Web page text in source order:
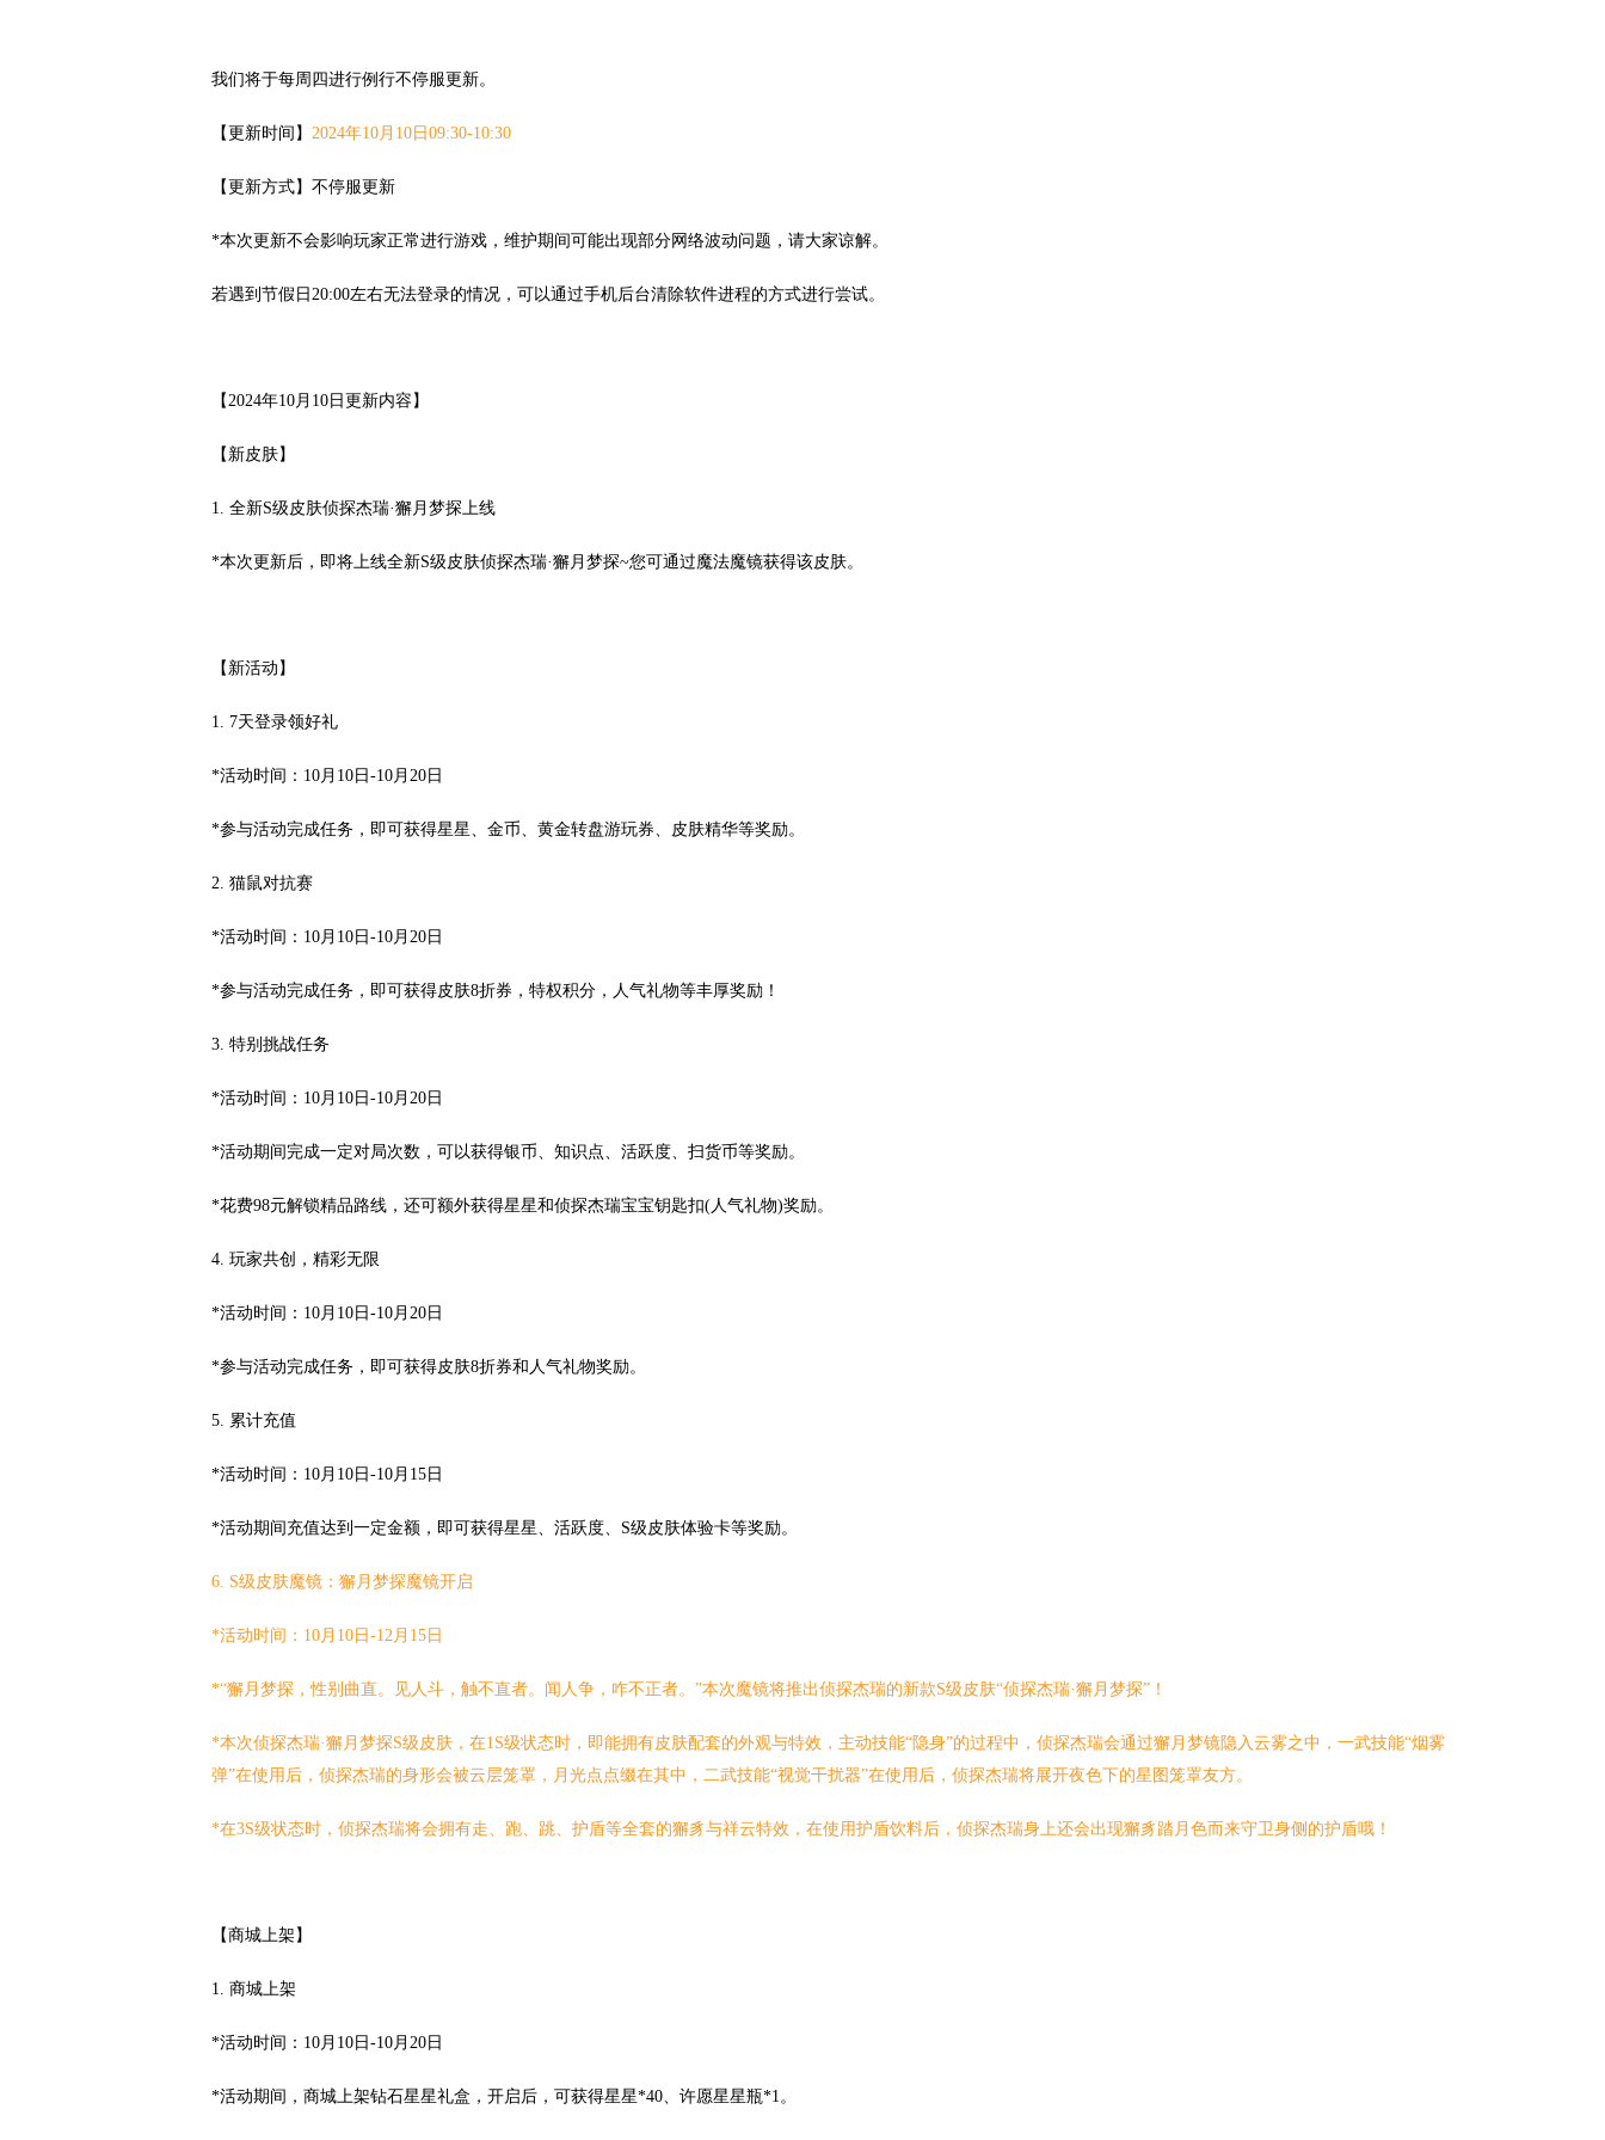
我们将于每周四进行例行不停服更新。
【更新时间】 2024年10月10 日09:30-10:30
【更新方式】不停服更新
*本次更新不会影响玩家正常进行游戏，维护期间可能出现部分网络波动问题，请大家谅解。
若遇到节假日 20:00左右无法登录的情况 ，可以通过手机后台清除软件进程的方式进行尝试。
【2024年10月10日更新内容】
【新皮肤】
1. 全新S级皮肤侦探杰瑞·獬月梦探上线
*本次更新后，即将上线全新S级皮肤侦探杰瑞·獬月梦探~您可通过魔法魔镜获得该皮肤。
【新活动】
1. 7天登录领好礼
*活动时间：10月10日-10月20日
*参与活动完成任务，即可获得星星、金币、黄金转盘游玩券、皮肤精华等奖励。
2. 猫鼠对抗赛
*活动时间：10月10日-10月20日
*参与活动完成任务，即可获得皮肤8折券，特权积分，人气礼物等丰厚奖励！
3. 特别挑战任务
*活动时间：10月10日-10月20日
*活动期间完成一定对局次数，可以获得银币、知识点、活跃度、扫货币等奖励。
*花费98元解锁精品路线，还可额外获得星星和侦探杰瑞宝宝钥匙扣(人气礼物)奖励。
4. 玩家共创，精彩无限
*活动时间：10月10日-10月20日
*参与活动完成任务，即可获得皮肤8折券和人气礼物奖励。
5. 累计充值
*活动时间：10月10日-10月15日
*活动期间充值达到一定金额，即可获得星星、活跃度、S级皮肤体验卡等奖励。
6. S级皮肤魔镜：獬月梦探魔镜开启
*活动时间：10月10日-12月15日
*“獬月梦探，性别曲直。见人斗，触不直者。闻人争，咋不正者。”本次魔镜将推出侦探杰瑞的新款S级皮肤“侦探杰瑞·獬月梦探”！
*本次侦探杰瑞·獬月梦探S级皮肤，在1S级状态时，即能拥有皮肤配套的外观与特效，主动技能“隐身”的过程中，侦探杰瑞会通过獬月梦镜隐入云雾之中，一武技能“烟雾
弹”在使用后，侦探杰瑞的身形会被云层笼罩，月光点点缀在其中，二武技能“视觉干扰器”在使用后，侦探杰瑞将展开夜色下的星图笼罩友方。
*在3S级状态时，侦探杰瑞将会拥有走、跑、跳、护盾等全套的獬豸与祥云特效，在使用护盾饮料后，侦探杰瑞身上还会出现獬豸踏月色而来守卫身侧的护盾哦！
【商城上架】
1. 商城上架
*活动时间：10月10日-10月20日
*活动期间，商城上架钻石星星礼盒，开启后，可获得星星*40、许愿星星瓶*1。